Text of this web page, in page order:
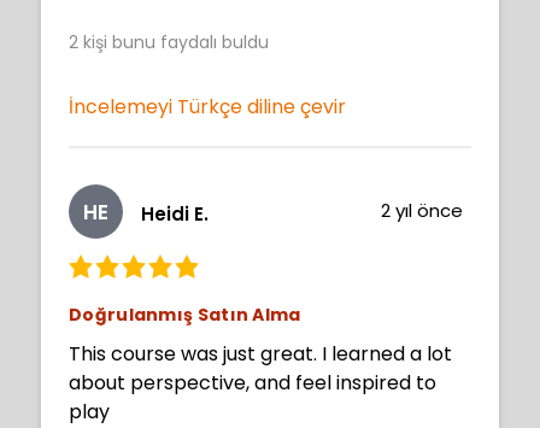
2 kişi bunu faydalı buldu
İncelemeyi Türkçe diline çevir
HE Heidi E. 2 yıl önce
Doğrulanmış Satın Alma
This course was just great. I learned a lot
about perspective, and feel inspired to
play